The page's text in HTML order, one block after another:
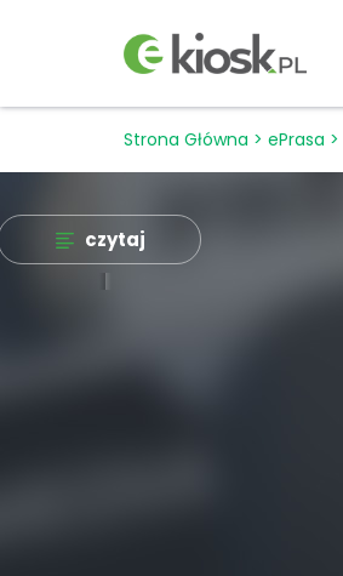
Strona Główna > ePrasa >
czytaj